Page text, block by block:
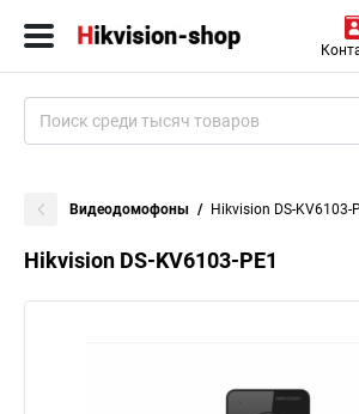
Видеодомофоны Hikvision DS-KV6103-
Hikvision DS-KV6103-PE1